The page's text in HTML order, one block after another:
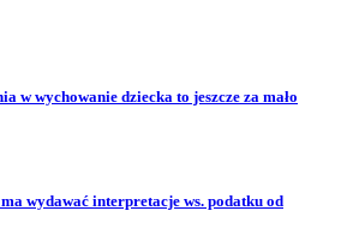
w wychowanie dziecka to jeszcze za mało
wydawać interpretacje ws. podatku od